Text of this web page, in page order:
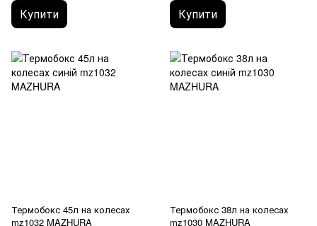
Купити Купити
Термобокс 45л на колесах
mz1032 MAZHURA
Термобокс 38л на колесах
mz1030 MAZHURA